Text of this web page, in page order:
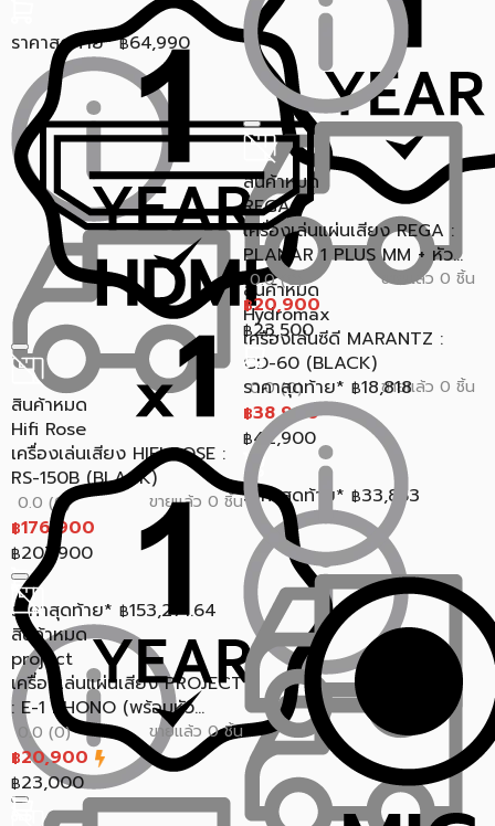
ราคาสุดท้าย* ฿64,990
สินค้าหมด
Hydromax
เครื่องเล่นซีดี MARANTZ :
CD-60 (BLACK)
0.0 (0) ขายแล้ว 0 ชิ้น
฿38,900
฿42,900
ราคาสุดท้าย* ฿33,853
สินค้าหมด
Hifi Rose
เครื่องเล่นเสียง HIFI ROSE :
RS-150B (BLACK)
0.0 (0) ขายแล้ว 0 ชิ้น
฿176,900
฿207,900
ราคาสุดท้าย* ฿153,271.64
สินค้าหมด
REGA
เครื่องเล่นแผ่นเสียง REGA :
PLANAR 1 PLUS MM + หัว...
0.0 (0) ขายแล้ว 0 ชิ้น
฿20,900
฿23,500
ราคาสุดท้าย* ฿18,818
สินค้าหมด
project
เครื่องเล่นแผ่นเสียง PROJECT
: E-1 PHONO (พร้อมหัว...
0.0 (0) ขายแล้ว 0 ชิ้น
฿20,900
฿23,000